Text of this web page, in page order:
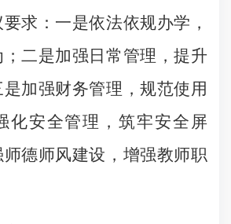
求：一是依法依规办学，
二是加强日常管理，提升
加强财务管理，规范使用
化安全管理，筑牢安全屏
德师风建设，增强教师职